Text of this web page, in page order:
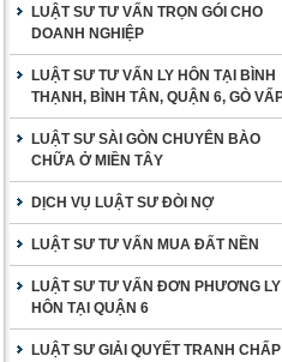
LUẬT SƯ TƯ VẤN TRỌN GÓI CHO
DOANH NGHIỆP
LUẬT SƯ TƯ VẤN LY HÔN TẠI BÌNH
THẠNH, BÌNH TÂN, QUẬN 6, GÒ
LUẬT SƯ SÀI GÒN CHUYÊN BÀO
CHỮA Ở MIỀN TÂY
DỊCH VỤ LUẬT SƯ ĐÒI NỢ
LUẬT SƯ TƯ VẤN MUA ĐẤT NỀN
LUẬT SƯ TƯ VẤN ĐƠN PHƯƠNG LY
HÔN TẠI QUẬN 6
LUẬT SƯ GIẢI QUYẾT TRANH CHẤP